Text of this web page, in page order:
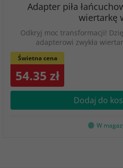
Adapter piła
wiertarkę
Odkryj moc transformacji!
adapterowi zwykła
Świetna cena
54.35 zł
Dodaj do
W